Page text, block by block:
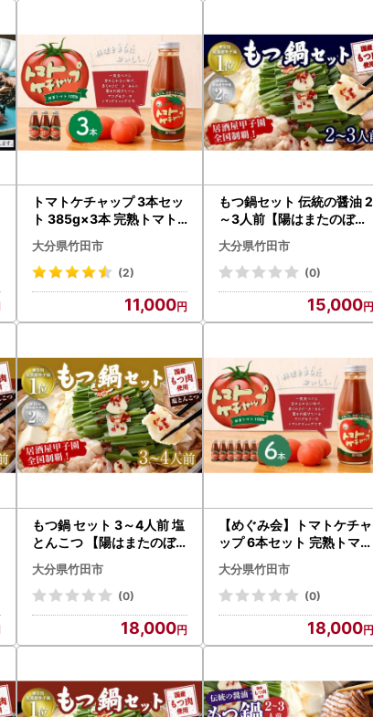
トマトケチャップ 3本セッ
ト 385g×3本 完熟トマト
大分県 竹田市
大分県竹田市
(2)
11,000
もつ鍋セット 伝統の醤油 2
～3人前【陽はまたのぼる
】
大分県竹田市
(0)
15,000
もつ鍋 セット 3～4人前 塩
とんこつ 【陽はまたのぼ
る】
大分県竹田市
(0)
18,000
【めぐみ会】トマトケチャ
ップ 6本セット 完熟トマト
手作り
大分県竹田市
(0)
18,000